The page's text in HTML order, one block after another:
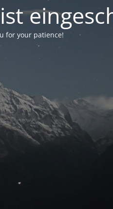
for your patience!